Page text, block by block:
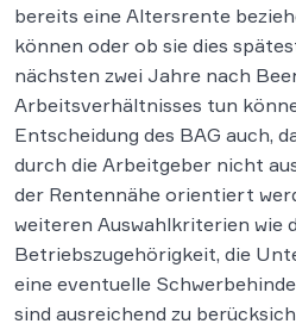
bereits eine Altersrente
können oder ob sie dies
nächsten zwei Jahre nach
Arbeitsverhältnisses tun
Entscheidung des BAG auch,
durch die Arbeitgeber nicht
der Rentennähe orientiert
weiteren Auswahlkriterien wie
Betriebszugehörigkeit, die
eine eventuelle
sind ausreichend zu